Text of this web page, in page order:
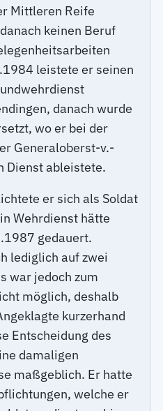
Mittleren Reife
keinen Beruf
leistete er seinen
danach wurde
wo er bei der
Generaloberst-v.-
Dienst ableistete.
er sich als Soldat
Wehrdienst hätte
gedauert.
lediglich auf zwei
war jedoch zum
möglich, deshalb
kurzerhand
Entscheidung des
damaligen
maßgeblich. Er hatte
welche er